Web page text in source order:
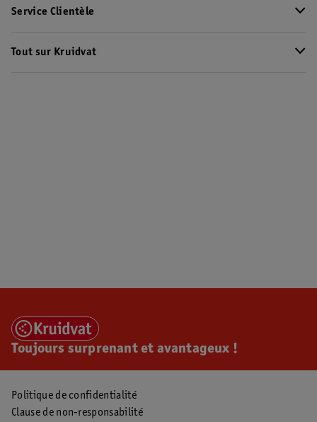
Service Clientèle
Tout sur Kruidvat
Toujours surprenant et avantageux !
Politique de confidentialité
Clause de non-responsabilité